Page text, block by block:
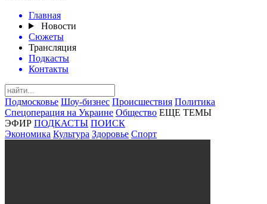
Главная
Новости
Сюжеты
Трансляция
Подкасты
Контакты
Подмосковье Шоу-бизнес Происшествия Политика
Спецоперация на Украине Общество ЕЩЕ ТЕМЫ
ЭФИР ПОДКАСТЫ ПОИСК
Экономика Культура Здоровье Спорт